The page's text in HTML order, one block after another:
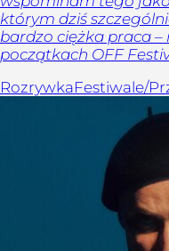
którym dziś
bardzo ciężka praca
początkach OFF
RozrywkaFestiwale/